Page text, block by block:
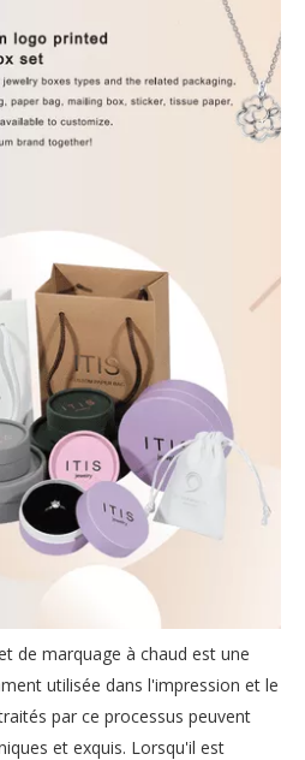
de marquage à chaud est une
utilisée dans l'impression et le
par ce processus peuvent
et exquis. Lorsqu'il est